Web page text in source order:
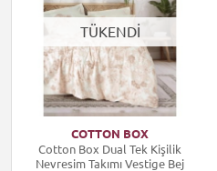
TÜKENDİ
COTTON BOX
Cotton Box Dual Tek Kişilik
Nevresim Takımı Vestige Bej